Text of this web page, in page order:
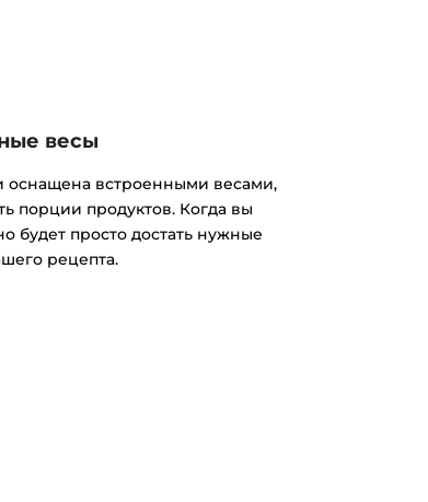
весы
оснащена встроенными весами,
порции продуктов. Когда вы
будет просто достать нужные
рецепта.